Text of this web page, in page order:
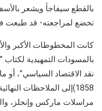
بالقطع سيفاجأ ويشعر
تخضع لمراجعته- قد طبعت
كانت المخطوطات الأكبر
بالمسودات التمهيدية
مراسلات ماركس وإنجلز،